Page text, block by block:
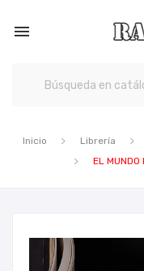

Inicio Librería
EL MUNDO